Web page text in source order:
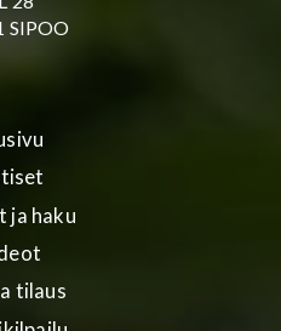
SIPOO
ja haku
tilaus